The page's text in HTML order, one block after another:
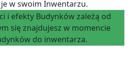
w swoim Inwentarzu.
i efekty Budynków zależą od
się znajdujesz w momencie
do inwentarza.